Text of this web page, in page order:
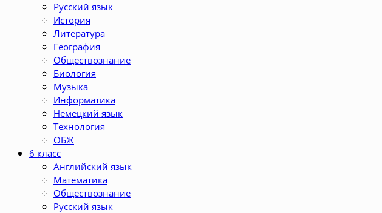
Русский язык
История
Литература
География
Обществознание
Биология
Музыка
Информатика
Немецкий язык
Технология
ОБЖ
6 класс
Английский язык
Математика
Обществознание
Русский язык